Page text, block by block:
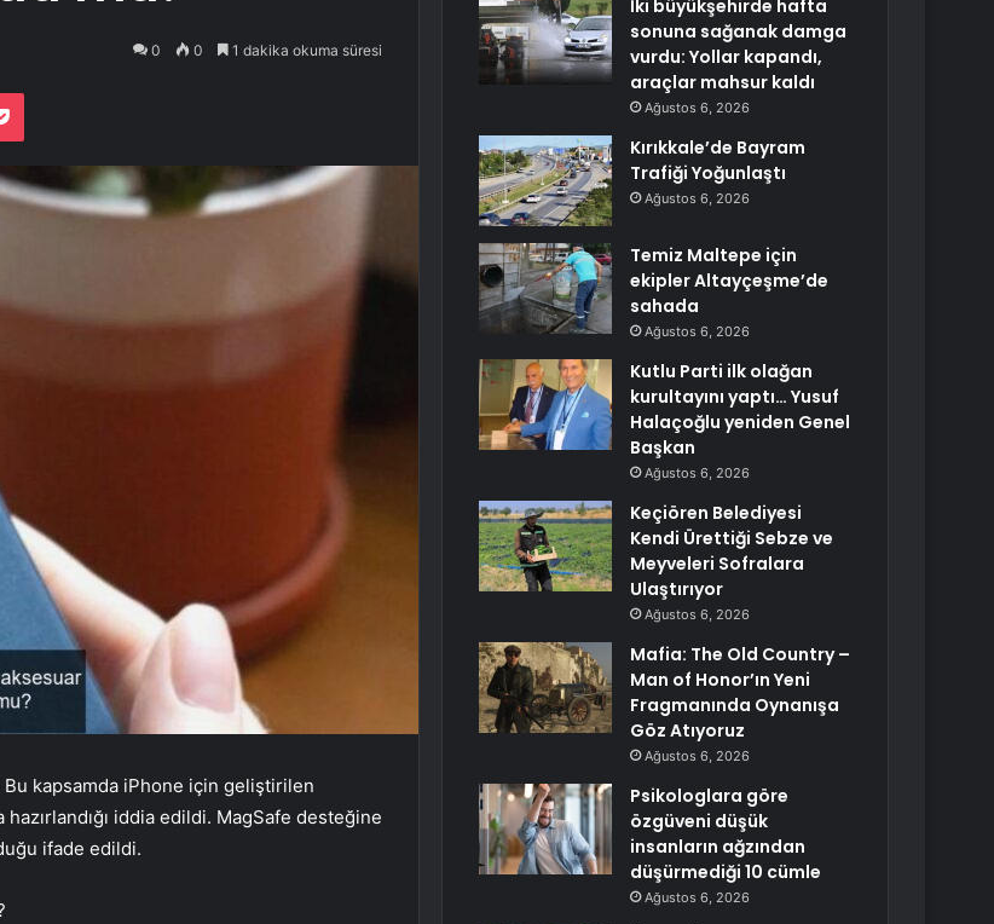
0 0 1 dakika okuma süresi
Pocket
kapsamda iPhone için geliştirilen
iddia edildi. MagSafe desteğine
ifade edildi.
İki büyükşehirde hafta
sonuna sağanak damga
vurdu: Yollar kapandı,
araçlar mahsur kaldı
Ağustos 6, 2026
Kırıkkale’de Bayram
Trafiği Yoğunlaştı
Ağustos 6, 2026
Temiz Maltepe için
ekipler Altayçeşme’de
sahada
Ağustos 6, 2026
Kutlu Parti ilk olağan
kurultayını yaptı… Yusuf
Halaçoğlu yeniden Genel
Başkan
Ağustos 6, 2026
Keçiören Belediyesi
Kendi Ürettiği Sebze ve
Meyveleri Sofralara
Ulaştırıyor
Ağustos 6, 2026
Mafia: The Old Country –
Man of Honor’ın Yeni
Fragmanında Oynanışa
Göz Atıyoruz
Ağustos 6, 2026
Psikologlara göre
özgüveni düşük
insanların ağzından
düşürmediği 10 cümle
Ağustos 6, 2026